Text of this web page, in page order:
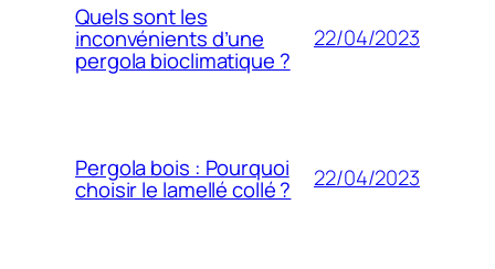
Quels sont les
inconvénients d’une
pergola bioclimatique ?
22/04/2023
Pergola bois : Pourquoi
choisir le lamellé collé ? 22/04/2023